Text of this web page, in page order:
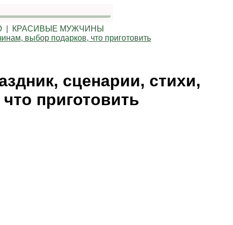
| КРАСИВЫЕ МУЖЧИНЫ
выбор подарков, что приготовить
сценарии, стихи,
приготовить